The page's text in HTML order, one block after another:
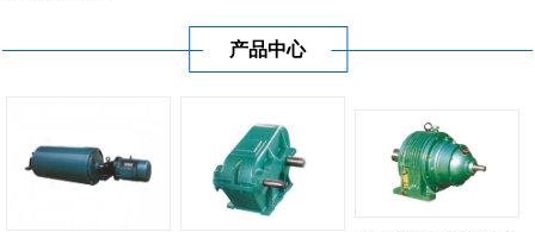
为本'的经营理念。不断加大科技投...
[查看详情]
产品中心